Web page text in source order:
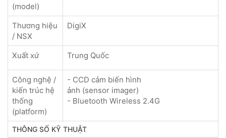
(model)
Thương hiệu
/ NSX
DigiX
Xuất xứ Trung Quốc
Công nghệ /
kiến trúc hệ
thống
(platform)
- CCD cảm biến hình
ảnh (sensor imager)
- Bluetooth Wireless 2.4G
THÔNG SỐ KỸ THUẬT